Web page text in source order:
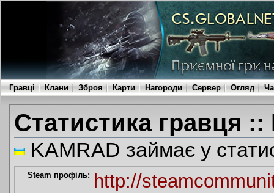
Гравці Клани Зброя Карти Нагороди Сервер Огляд
Статистика гравця ::
KAMRAD займає у
Steam профіль: http://